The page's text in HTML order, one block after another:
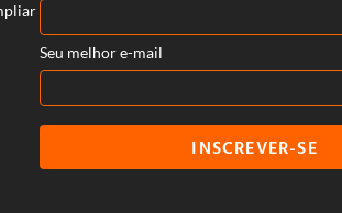
Seu melhor e-mail
INSCREVER-SE